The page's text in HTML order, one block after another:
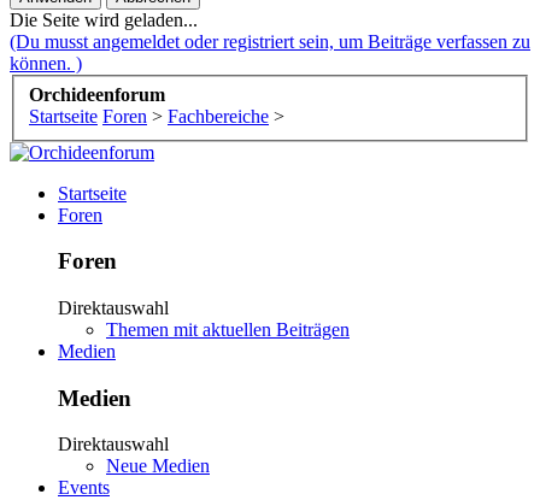
Die Seite wird geladen...
(Du musst angemeldet oder registriert sein, um Beiträge verfassen zu
können. )
Orchideenforum
Startseite Foren > Fachbereiche >
Startseite
Foren
Foren
Direktauswahl
Themen mit aktuellen Beiträgen
Medien
Medien
Direktauswahl
Neue Medien
Events